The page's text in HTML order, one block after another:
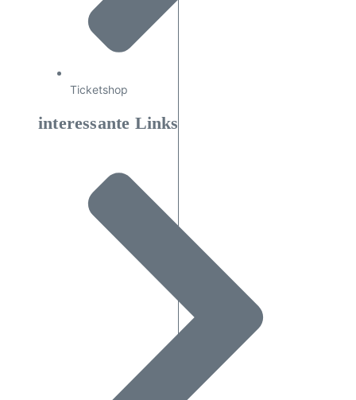
Ticketshop
interessante Links